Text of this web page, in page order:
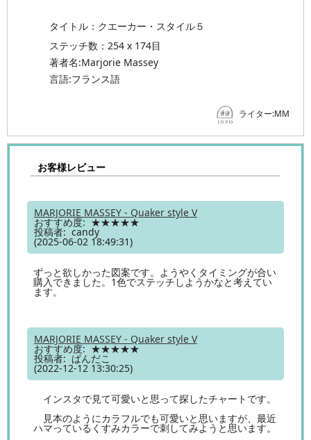
タイトル：クエーカー・スタイル５
ステッチ数：254 x 174目
著者名:Marjorie Massey
言語:フランス語
ライター:MM
お客様レビュー
MARJORIE MASSEY - Quaker style V
おすすめ度: ★★★★★
投稿者: candy
(2025-06-02 18:49:31)
ずっと欲しかった図案です。ようやくタイミングが合い
購入できました。1色でステッチしようかなと考えてい
ます。
MARJORIE MASSEY - Quaker style V
おすすめ度: ★★★★★
投稿者: ぱんだこ
(2022-12-12 13:30:25)
インスタで見て可愛いと思って探したチャートです。
見本のようにカラフルでも可愛いと思いますが、最近
ハマっているくすみカラーで刺してみようと思います。